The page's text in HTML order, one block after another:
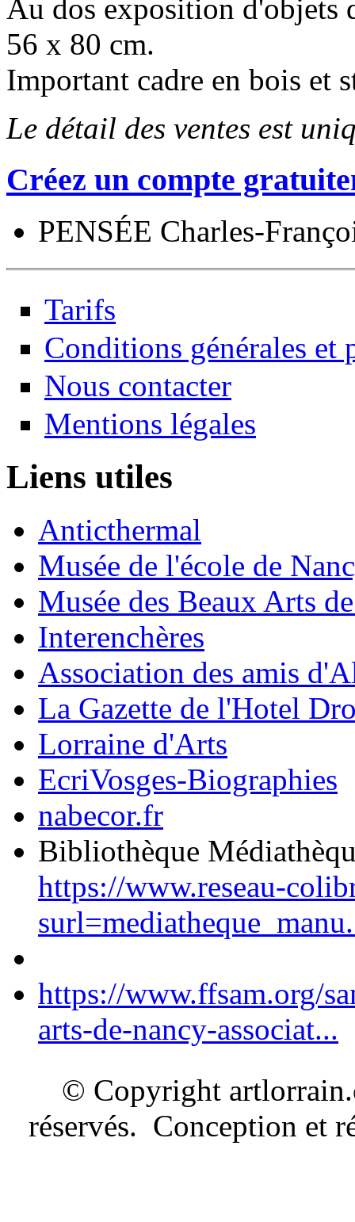
Au dos exposition d'objets
56 x 80 cm.
Important cadre en bois et
Le détail des ventes est
Créez un compte
PENSÉE Charles-
Tarifs
Conditions générales et
Nous contacter
Mentions légales
Liens utiles
Anticthermal
Musée de l'école de
Musée des Beaux Arts
Interenchères
Association des amis
La Gazette de l'Hotel
Lorraine d'Arts
EcriVosges-Biographies
nabecor.fr
Bibliothèque
https://www.reseau-
https://www.ffsam.org/
arts-de-nancy-associat...
© Copyright
réservés. Conception et